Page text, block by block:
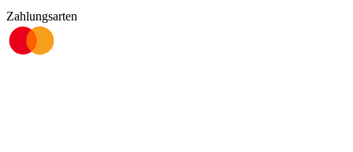
Zahlungsarten